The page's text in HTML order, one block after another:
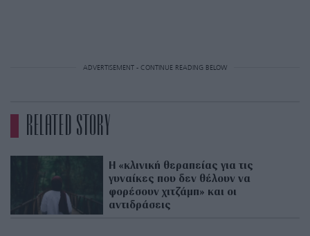
ADVERTISEMENT - CONTINUE READING BELOW
RELATED STORY
Η «κλινική θεραπείας για τις
γυναίκες που δεν θέλουν να
φορέσουν χιτζάμπ» και οι
αντιδράσεις